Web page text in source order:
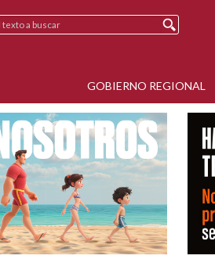
GOBIERNO REGIONAL